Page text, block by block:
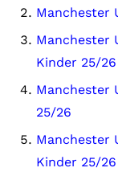
Manchester
Manchester
Kinder 25/26
Manchester
25/26
Manchester
Kinder 25/26